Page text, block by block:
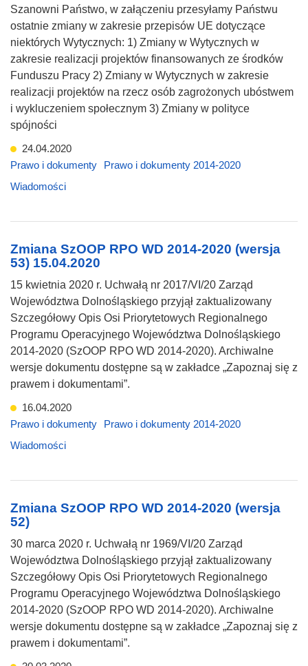
Szanowni Państwo, w załączeniu przesyłamy Państwu
ostatnie zmiany w zakresie przepisów UE dotyczące
niektórych Wytycznych: 1) Zmiany w Wytycznych w
zakresie realizacji projektów finansowanych ze środków
Funduszu Pracy 2) Zmiany w Wytycznych w zakresie
realizacji projektów na rzecz osób zagrożonych ubóstwem
i wykluczeniem społecznym 3) Zmiany w polityce
spójności
24.04.2020
Prawo i dokumenty
Prawo i dokumenty 2014-2020
Wiadomości
Zmiana SzOOP RPO WD 2014-2020 (wersja
53) 15.04.2020
15 kwietnia 2020 r. Uchwałą nr 2017/VI/20 Zarząd
Województwa Dolnośląskiego przyjął zaktualizowany
Szczegółowy Opis Osi Priorytetowych Regionalnego
Programu Operacyjnego Województwa Dolnośląskiego
2014-2020 (SzOOP RPO WD 2014-2020). Archiwalne
wersje dokumentu dostępne są w zakładce „Zapoznaj się z
prawem i dokumentami”.
16.04.2020
Prawo i dokumenty
Prawo i dokumenty 2014-2020
Wiadomości
Zmiana SzOOP RPO WD 2014-2020 (wersja
52)
30 marca 2020 r. Uchwałą nr 1969/VI/20 Zarząd
Województwa Dolnośląskiego przyjął zaktualizowany
Szczegółowy Opis Osi Priorytetowych Regionalnego
Programu Operacyjnego Województwa Dolnośląskiego
2014-2020 (SzOOP RPO WD 2014-2020). Archiwalne
wersje dokumentu dostępne są w zakładce „Zapoznaj się z
prawem i dokumentami”.